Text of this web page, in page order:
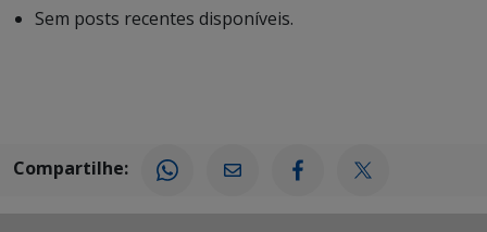
Sem posts recentes disponíveis.
Compartilhe: